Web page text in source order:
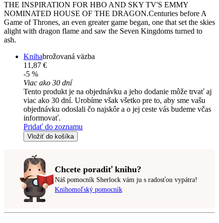
THE INSPIRATION FOR HBO AND SKY TV'S EMMY
NOMINATED HOUSE OF THE DRAGON.Centuries before A
Game of Thrones, an even greater game began, one that set the skies
alight with dragon flame and saw the Seven Kingdoms turned to
ash.
Knihabrožovaná väzba
11,87 €
-5 %
Viac ako 30 dní
Tento produkt je na objednávku a jeho dodanie môže trvať aj
viac ako 30 dní. Urobíme však všetko pre to, aby sme vašu
objednávku odoslali čo najskôr a o jej ceste vás budeme včas
informovať.
Pridať do zoznamu
Vložiť do košíka
Chcete poradiť knihu?
Náš pomocník Sherlock vám ju s radosťou vypátra!
Knihomoľský pomocník